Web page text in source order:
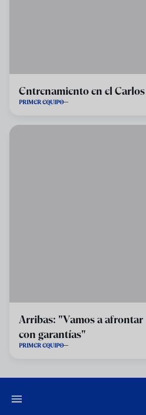
Entrenamiento en el
PRIMER EQUIPO
Arribas: "Vamos a afrontar
con garantías"
PRIMER EQUIPO